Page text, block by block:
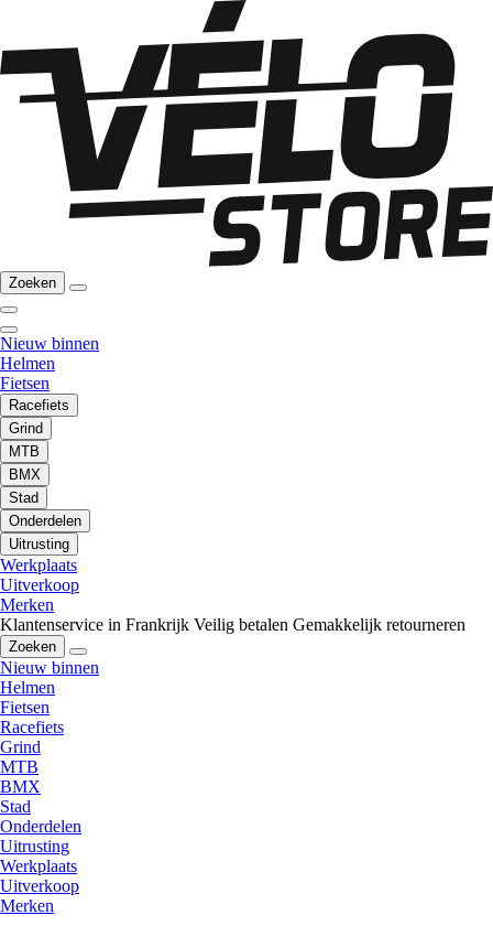
Zoeken
Nieuw binnen
Helmen
Fietsen
Racefiets
Grind
MTB
BMX
Stad
Onderdelen
Uitrusting
Werkplaats
Uitverkoop
Merken
Klantenservice in Frankrijk Veilig betalen Gemakkelijk retourneren
Zoeken
Nieuw binnen
Helmen
Fietsen
Racefiets
Grind
MTB
BMX
Stad
Onderdelen
Uitrusting
Werkplaats
Uitverkoop
Merken